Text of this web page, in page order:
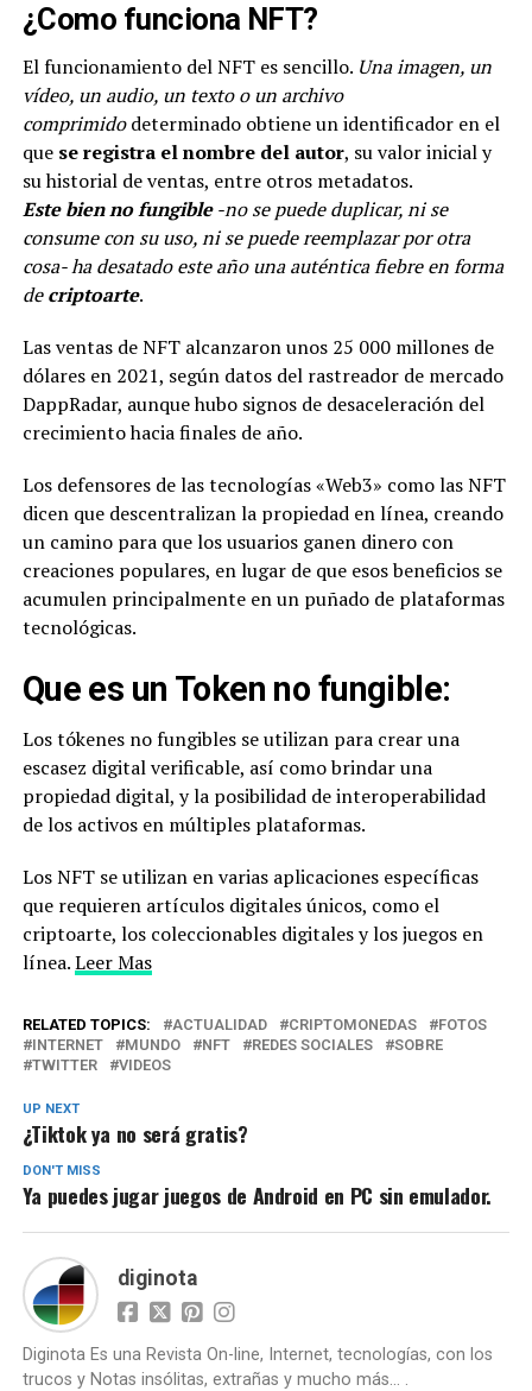
¿Como funciona NFT?
El funcionamiento del NFT es sencillo. Una imagen, un
vídeo, un audio, un texto o un archivo
comprimidodeterminado obtiene un identificador en el
que se registra el nombre del autor, su valor inicial y
su historial de ventas, entre otros metadatos.
Este bien no fungible-no se puede duplicar, ni se
consume con su uso, ni se puede reemplazar por otra
cosa- ha desatado este año una auténtica fiebre en forma
decriptoarte.
Las ventas de NFT alcanzaron unos 25 000 millones de
dólares en 2021, según datos del rastreador de mercado
DappRadar, aunque hubo signos de desaceleración del
crecimiento hacia finales de año.
Los defensores de las tecnologías «Web3» como las NFT
dicen que descentralizan la propiedad en línea, creando
un camino para que los usuarios ganen dinero con
creaciones populares, en lugar de que esos beneficios se
acumulen principalmente en un puñado de plataformas
tecnológicas.
Que es un Token no fungible:
Los tókenes no fungibles se utilizan para crear una
escasez digital verificable, así como brindar una
propiedad digital, y la posibilidad de interoperabilidad
de los activos en múltiples plataformas.​
Los NFT se utilizan en varias aplicaciones específicas
que requieren artículos digitales únicos, como el
criptoarte, los coleccionables digitales y los juegos en
línea.Leer Mas
RELATED TOPICS: ACTUALIDAD CRIPTOMONEDAS
FOTOS
INTERNET
MUNDO NFT REDES SOCIALES
SOBRE
TWITTER
VIDEOS
UP NEXT
¿Tiktok ya no será gratis?
DON'T MISS
Ya puedes jugar juegos de Android en PC sin emulador.
diginota
Diginota Es una Revista On-line, Internet, tecnologías, con los
trucos y Notas insólitas, extrañas y mucho más... .